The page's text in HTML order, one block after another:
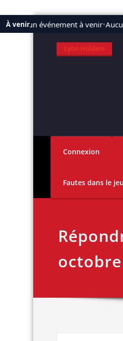
À venir
Aucun événement à venir•
Aller
contenu
Lyon Holdem
Connexion
Fautes dans le
octobre